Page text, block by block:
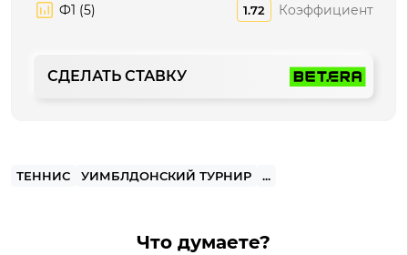
Ф1 (5) 1.72 Коэффициент
СДЕЛАТЬ СТАВКУ
ТЕННИС УИМБЛДОНСКИЙ ТУРНИР ...
Что думаете?